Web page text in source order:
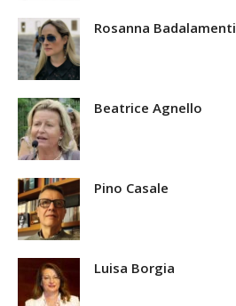
Rosanna Badalamenti
Beatrice Agnello
Pino Casale
Luisa Borgia